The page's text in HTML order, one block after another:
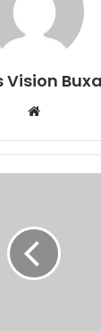
Vision
b
s
e